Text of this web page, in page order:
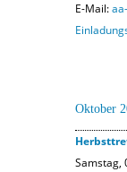
E-Mail:
Oktober
Samstag,